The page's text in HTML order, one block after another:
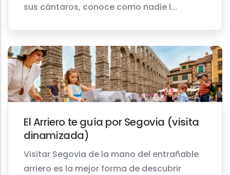
sus cántaros, conoce como nadie l...
El Arriero te guía por Segovia (visita
dinamizada)
Visitar Segovia de la mano del entrañable
arriero es la mejor forma de descubrir